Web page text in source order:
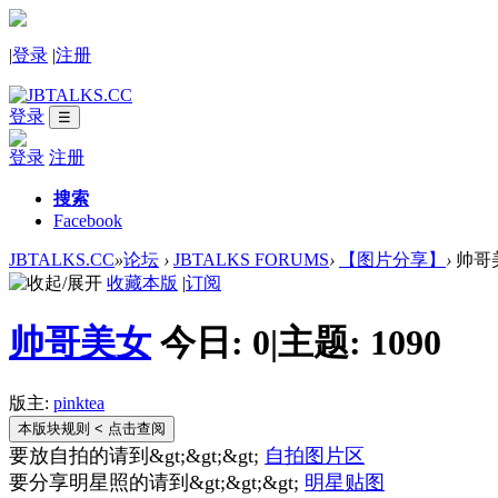
|登录 |注册
登录 ☰
登录 注册
搜索
Facebook
JBTALKS.CC»论坛 › JBTALKS FORUMS› 【图片分享】 › 帅哥
收藏本版 |订阅
帅哥美女 今日: 0|主题: 1090
版主: pinktea
本版块规则 < 点击查阅
要放自拍的请到&gt;&gt;&gt; 自拍图片区
要分享明星照的请到&gt;&gt;&gt; 明星贴图